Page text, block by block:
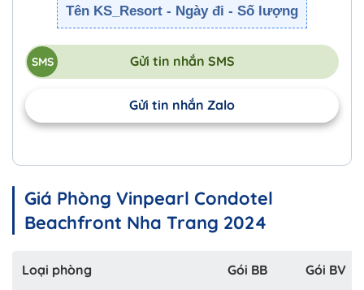
Tên KS_Resort - Ngày đi - Số lượng
Gửi tin nhắn SMS
Gửi tin nhắn Zalo
Giá Phòng Vinpearl Condotel
Beachfront Nha Trang 2024
Loại phòng Gói BB Gói BV